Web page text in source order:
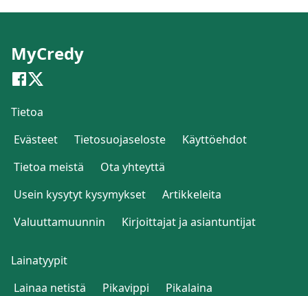
MyCredy
Tietoa
Evästeet
Tietosuojaseloste
Käyttöehdot
Tietoa meistä
Ota yhteyttä
Usein kysytyt kysymykset
Artikkeleita
Valuuttamuunnin
Kirjoittajat ja asiantuntijat
Lainatyypit
Lainaa netistä
Pikavippi
Pikalaina